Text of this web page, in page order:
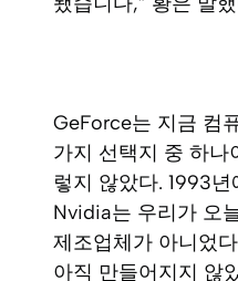
GeForce는 지금 컴
가지 선택지 중 하
렇지 않았다. 1993
Nvidia는 우리가 오
제조업체가 아니었
아직 만들어지지 않